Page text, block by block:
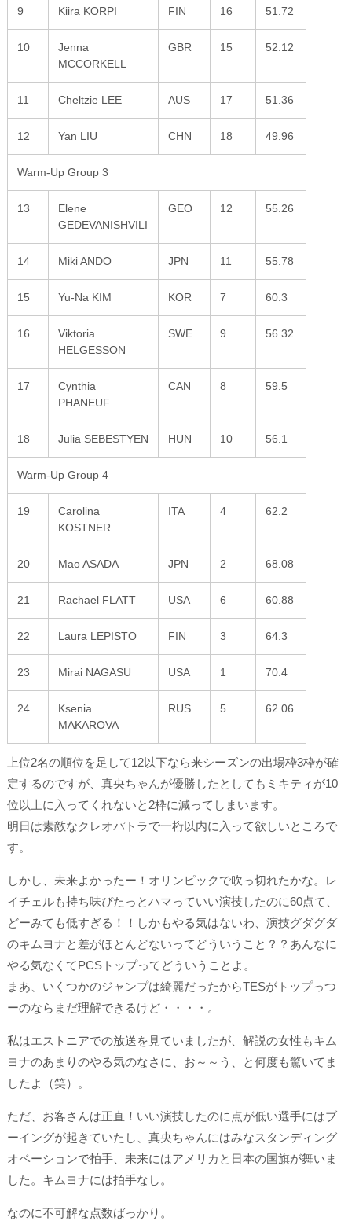
9 Kiira KORPI FIN 16 51.72
10
Jenna
MCCORKELL
GBR 15 52.12
11 Cheltzie LEE AUS 17 51.36
12 Yan LIU CHN 18 49.96
Warm-Up Group 3
13
Elene
GEDEVANISHVILI
GEO 12 55.26
14 Miki ANDO JPN 11 55.78
15 Yu-Na KIM KOR 7 60.3
16
Viktoria
HELGESSON
SWE 9 56.32
17
Cynthia
PHANEUF
CAN 8 59.5
18 Julia SEBESTYEN HUN 10 56.1
Warm-Up Group 4
19
Carolina
KOSTNER
ITA 4 62.2
20 Mao ASADA JPN 2 68.08
21 Rachael FLATT USA 6 60.88
22 Laura LEPISTO FIN 3 64.3
23 Mirai NAGASU USA 1 70.4
24
Ksenia
MAKAROVA
RUS 5 62.06
上位2名の順位を足して12以下なら来シーズンの出場枠3枠が確
定するのですが、真央ちゃんが優勝したとしてもミキティが10
位以上に入ってくれないと2枠に減ってしまいます。
明日は素敵なクレオパトラで一桁以内に入って欲しいところで
す。
しかし、未来よかったー！オリンピックで吹っ切れたかな。レ
イチェルも持ち味ぴたっとハマっていい演技したのに60点て、
どーみても低すぎる！！しかもやる気はないわ、演技グダグダ
のキムヨナと差がほとんどないってどういうこと？？あんなに
やる気なくてPCSトップってどういうことよ。
まあ、いくつかのジャンプは綺麗だったからTESがトップっつ
ーのならまだ理解できるけど・・・・。
私はエストニアでの放送を見ていましたが、解説の女性もキム
ヨナのあまりのやる気のなさに、お～～う、と何度も驚いてま
したよ（笑）。
ただ、お客さんは正直！いい演技したのに点が低い選手にはブ
ーイングが起きていたし、真央ちゃんにはみなスタンディング
オベーションで拍手、未来にはアメリカと日本の国旗が舞いま
した。キムヨナには拍手なし。
なのに不可解な点数ばっかり。